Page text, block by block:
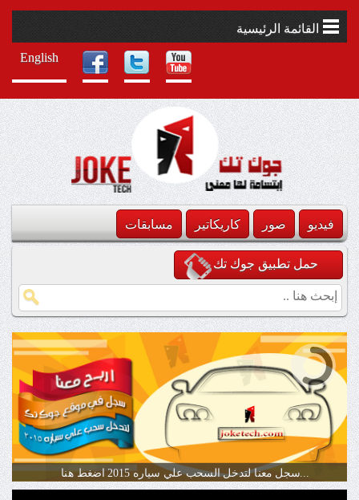
القائمة الرئيسية
English
فيديو صور كاريكاتير مسابقات
حمل تطبيق جوك تك